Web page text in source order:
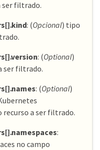
ser filtrado.
: (Opcional) tipo
: (Optional)
ser filtrado.
: (Optional)
recurso a ser filtrado.
:
no campo